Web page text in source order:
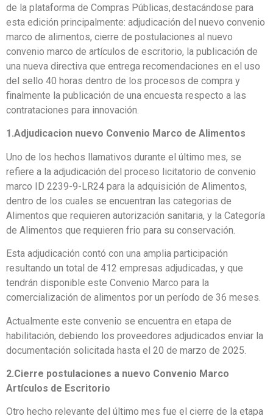
de la plataforma de Compras Públicas, destacándose para
esta edición principalmente: adjudicación del nuevo convenio
marco de alimentos, cierre de postulaciones al nuevo
convenio marco de artículos de escritorio, la publicación de
una nueva directiva que entrega recomendaciones en el uso
del sello 40 horas dentro de los procesos de compra y
finalmente la publicación de una encuesta respecto a las
contrataciones para innovación.
1.Adjudicacion nuevo Convenio Marco de Alimentos
Uno de los hechos llamativos durante el último mes, se
refiere a la adjudicación del proceso licitatorio de convenio
marco ID 2239-9-LR24 para la adquisición de Alimentos,
dentro de los cuales se encuentran las categorias de
Alimentos que requieren autorización sanitaria, y la Categoría
de Alimentos que requieren frio para su conservación.
Esta adjudicación contó con una amplia participación
resultando un total de 412 empresas adjudicadas, y que
tendrán disponible este Convenio Marco para la
comercialización de alimentos por un período de 36 meses.
Actualmente este convenio se encuentra en etapa de
habilitación, debiendo los proveedores adjudicados enviar la
documentación solicitada hasta el 20 de marzo de 2025.
2.Cierre postulaciones a nuevo Convenio Marco
Artículos de Escritorio
Otro hecho relevante del último mes fue el cierre de la etapa